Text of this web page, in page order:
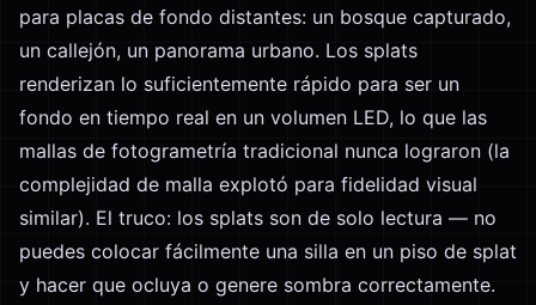
para placas de fondo distantes: un bosque capturado,
un callejón, un panorama urbano. Los splats
renderizan lo suficientemente rápido para ser un
fondo en tiempo real en un volumen LED, lo que las
mallas de fotogrametría tradicional nunca lograron (la
complejidad de malla explotó para fidelidad visual
similar). El truco: los splats son de solo lectura — no
puedes colocar fácilmente una silla en un piso de splat
y hacer que ocluya o genere sombra correctamente.